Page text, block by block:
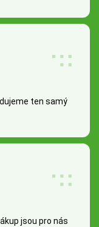
ten samý
jsou pro nás